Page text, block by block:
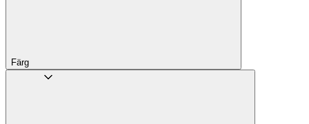
Färg